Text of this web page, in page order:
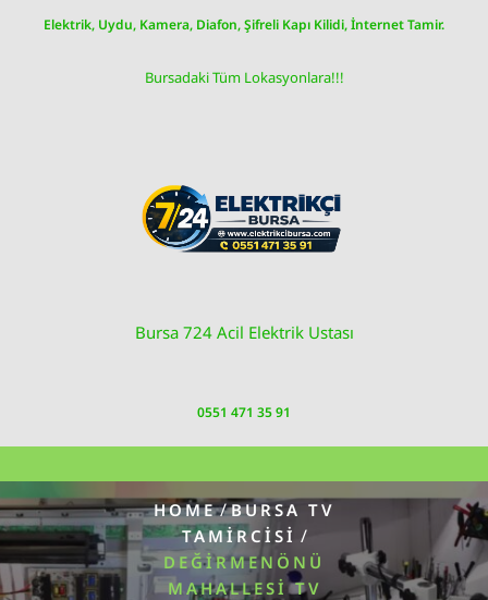
Elektrik, Uydu, Kamera, Diafon, Şifreli Kapı Kilidi, İnternet Tamir.
Bursadaki Tüm Lokasyonlara!!!
Bursa 724 Acil Elektrik Ustası
0551 471 35 91
HOME/BURSA TV
TAMIRCISI /
DEĞIRMENÖNÜ
MAHALLESI TV